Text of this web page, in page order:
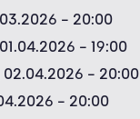
- 20:00
- 19:00
02.04.2026 - 20:00
- 20:00